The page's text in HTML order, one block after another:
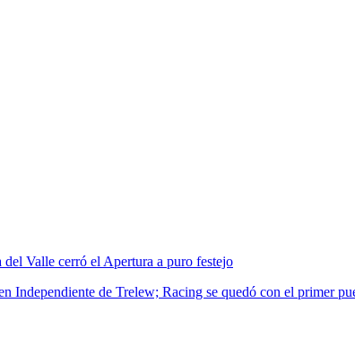
Valle cerró el Apertura a puro festejo
Independiente de Trelew; Racing se quedó con el primer